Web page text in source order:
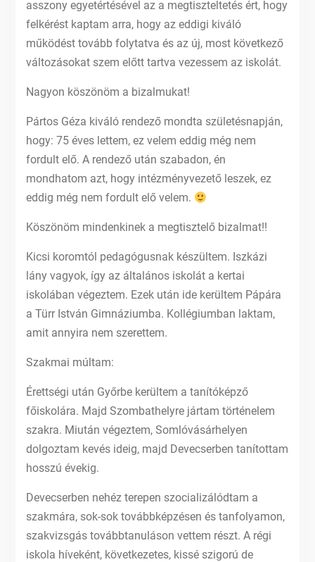
asszony egyetértésével az a megtiszteltetés ért, hogy
felkérést kaptam arra, hogy az eddigi kiváló
működést tovább folytatva és az új, most következő
változásokat szem előtt tartva vezessem az iskolát.
Nagyon köszönöm a bizalmukat!
Pártos Géza kiváló rendező mondta születésnapján,
hogy: 75 éves lettem, ez velem eddig még nem
fordult elő. A rendező után szabadon, én
mondhatom azt, hogy intézményvezető leszek, ez
eddig még nem fordult elő velem.
Köszönöm mindenkinek a megtisztelő bizalmat!!
Kicsi koromtól pedagógusnak készültem. Iszkázi
lány vagyok, így az általános iskolát a kertai
iskolában végeztem. Ezek után ide kerültem Pápára
a Türr István Gimnáziumba. Kollégiumban laktam,
amit annyira nem szerettem.
Szakmai múltam:
Érettségi után Győrbe kerültem a tanítóképző
főiskolára. Majd Szombathelyre jártam történelem
szakra. Miután végeztem, Somlóvásárhelyen
dolgoztam kevés ideig, majd Devecserben tanítottam
hosszú évekig.
Devecserben nehéz terepen szocializálódtam a
szakmára, sok-sok továbbképzésen és tanfolyamon,
szakvizsgás továbbtanuláson vettem részt. A régi
iskola híveként, következetes, kissé szigorú de